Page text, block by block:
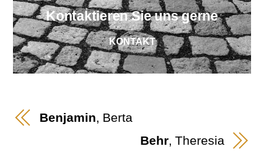
Kontaktieren Sie uns gerne
KONTAKT
Benjamin , Berta
Behr, Theresia